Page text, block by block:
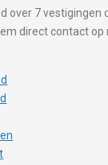
over 7 vestigingen
direct contact